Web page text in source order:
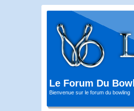
Le Forum Du
Bienvenue sur le forum du bowling